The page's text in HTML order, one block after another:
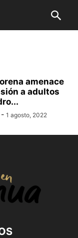
amenace
a adultos
- 1 agosto, 2022